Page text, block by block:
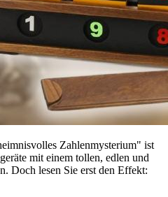
Zahlenmysterium" ist
mit einem tollen, edlen und
Doch lesen Sie erst den Effekt: